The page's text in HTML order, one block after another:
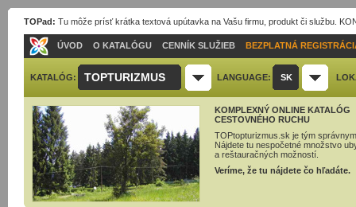
TOPad: Tu môže prísť krátka textová upútavka na Vašu firmu, produkt či službu.
ÚVOD O KATALÓGU CENNÍK SLUŽIEB BEZPLATNÁ
KATALÓG: TOPTURIZMUS LANGUAGE: SK
KOMPLEXNÝ ONLINE KATALÓG
CESTOVNÉHO RUCHU
TOPtopturizmus.sk je tým
Nájdete tu nespočetné množstvo
a reštauračných možností.
Veríme, že tu nájdete čo hľadáte.